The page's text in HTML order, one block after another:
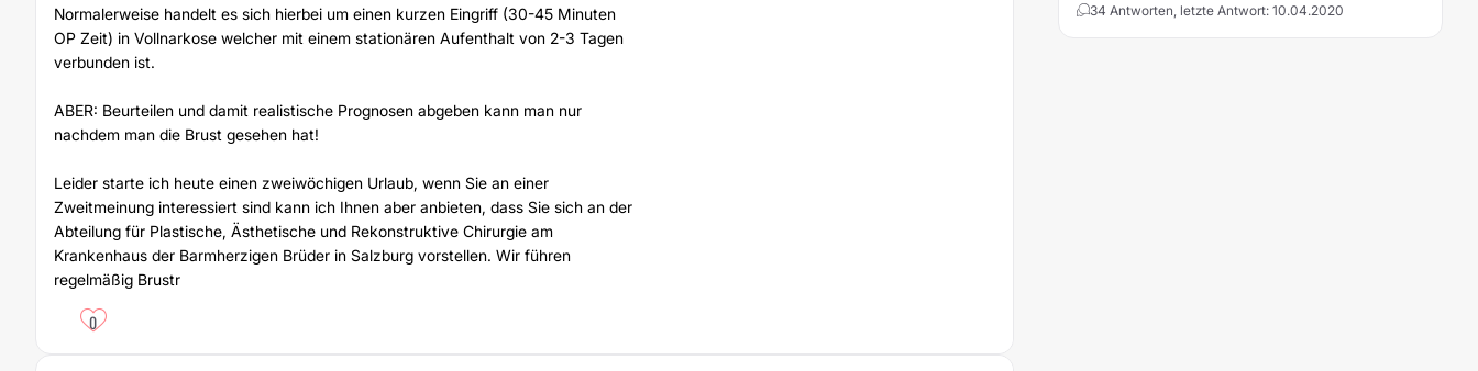
Normalerweise handelt es sich hierbei um einen kurzen Eingriff (30-45 Minuten
OP Zeit) in Vollnarkose welcher mit einem stationären Aufenthalt von 2-3 Tagen
verbunden ist.
ABER: Beurteilen und damit realistische Prognosen abgeben kann man nur
nachdem man die Brust gesehen hat!
Leider starte ich heute einen zweiwöchigen Urlaub, wenn Sie an einer
Zweitmeinung interessiert sind kann ich Ihnen aber anbieten, dass Sie sich an der
Abteilung für Plastische, Ästhetische und Rekonstruktive Chirurgie am
Krankenhaus der Barmherzigen Brüder in Salzburg vorstellen. Wir führen
regelmäßig Brustr
0
34 Antworten, letzte Antwort: 10.04.2020